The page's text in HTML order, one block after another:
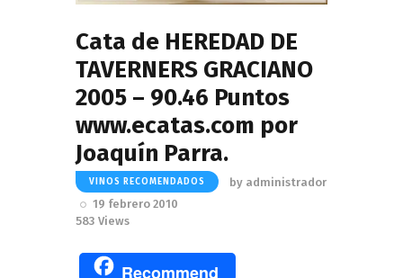
Cata de HEREDAD DE
TAVERNERS GRACIANO
2005 – 90.46 Puntos
www.ecatas.com por
Joaquín Parra.
VINOS RECOMENDADOS by administrador
19 febrero 2010
583 Views
Recommend